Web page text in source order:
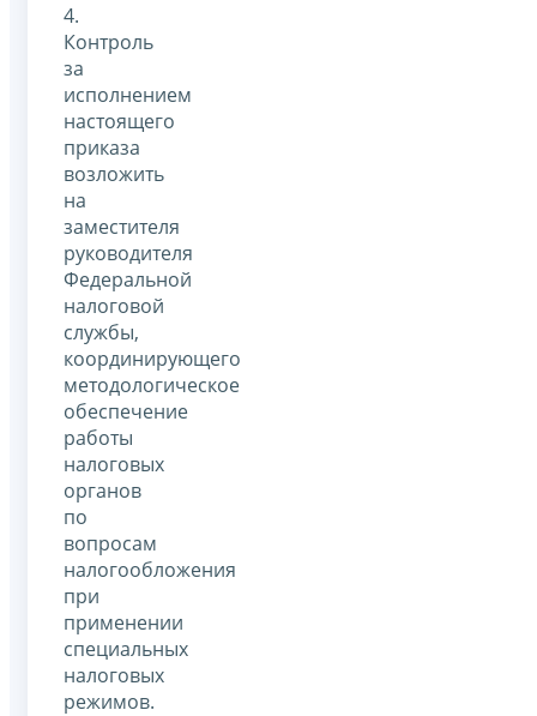
4.
Контроль
за
исполнением
настоящего
приказа
возложить
на
заместителя
руководителя
Федеральной
налоговой
службы,
координирующего
методологическое
обеспечение
работы
налоговых
органов
по
вопросам
налогообложения
при
применении
специальных
налоговых
режимов.